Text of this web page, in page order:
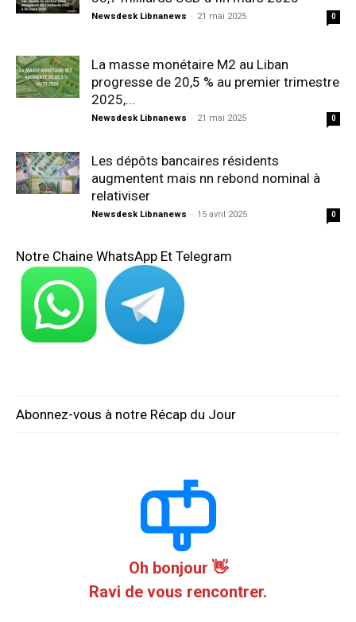
Newsdesk Libnanews - 21 mai 2025 0
La masse monétaire M2 au Liban
progresse de 20,5 % au premier trimestre
2025,...
Newsdesk Libnanews - 21 mai 2025 0
Les dépôts bancaires résidents
augmentent mais nn rebond nominal à
relativiser
Newsdesk Libnanews - 15 avril 2025 0
Notre Chaine WhatsApp Et Telegram
Abonnez-vous à notre Récap du Jour
Oh bonjour 👋
Ravi de vous rencontrer.